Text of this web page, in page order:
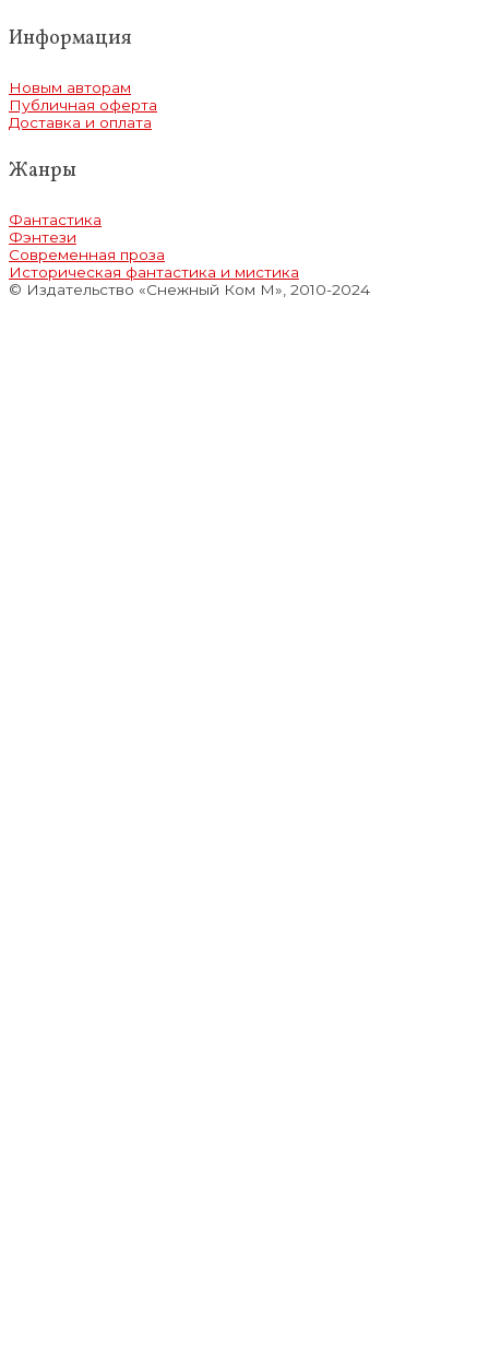
Информация
Новым авторам
Публичная оферта
Доставка и оплата
Жанры
Фантастика
Фэнтези
Современная проза
Историческая фантастика и мистика
© Издательство «Снежный Ком М», 2010-2024